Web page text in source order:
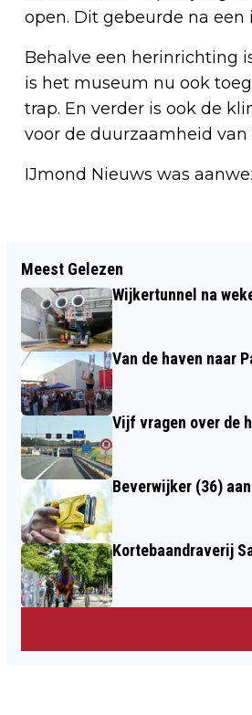
open. Dit gebeurde na
Behalve een herinrichting
is het museum nu ook
trap. En verder is ook de
voor de duurzaamheid
IJmond Nieuws was
TATA STEEL CHESS ON
Meest Gelezen
Wijkertunnel na
Van de haven naar
Vijf vragen over de
Beverwijker (36)
Kortebaandraverij